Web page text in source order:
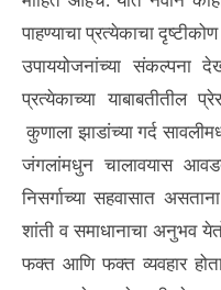
पाहण्याचा प्रत्येकाचा
उपाययोजनांच्या
प्रत्येकाच्या
कुणाला झाडांच्या गर्द
जंगलांमधुन चालावयास
निसर्गाच्या सहवासात
शांती व समाधानाचा अनुभव
फक्त आणि फक्त व्यवहार